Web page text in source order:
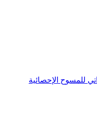
للمسوح الإحصائية